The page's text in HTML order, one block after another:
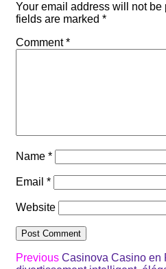
Your email address will not be
fields are marked *
Comment*
Name *
Email *
Website
Previous Casinova Casino en